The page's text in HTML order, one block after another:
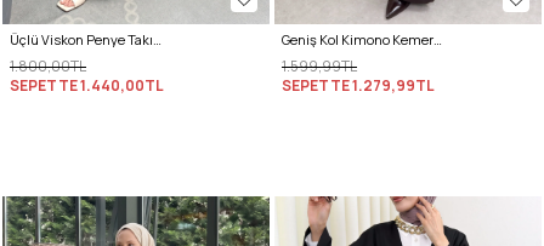
Üçlü Viskon Penye Takım 13205 - KREM
1.800,00TL
SEPETTE1.440,00TL
Geniş Kol Kimono Kemerli Pantolon Takım 0047 - KAHVERENGİ
1.599,99TL
SEPETTE1.279,99TL